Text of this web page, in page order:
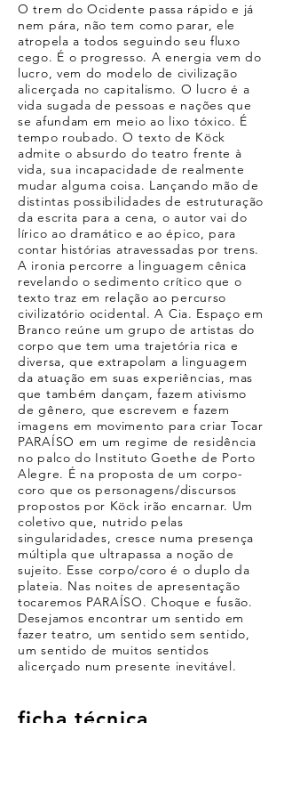
O trem do Ocidente passa rápido e já
nem pára, não tem como parar, ele
atropela a todos seguindo seu fluxo
cego. É o progresso. A energia vem do
lucro, vem do modelo de civilização
alicerçada no capitalismo. O lucro é a
vida sugada de pessoas e nações que
se afundam em meio ao lixo tóxico. É
tempo roubado. O texto de Köck
admite o absurdo do teatro frente à
vida, sua incapacidade de realmente
mudar alguma coisa. Lançando mão de
distintas possibilidades de estruturação
da escrita para a cena, o autor vai do
lírico ao dramático e ao épico, para
contar histórias atravessadas por trens.
A ironia percorre a linguagem cênica
revelando o sedimento crítico que o
texto traz em relação ao percurso
civilizatório ocidental. A Cia. Espaço em
Branco reúne um grupo de artistas do
corpo que tem uma trajetória rica e
diversa, que extrapolam a linguagem
da atuação em suas experiências, mas
que também dançam, fazem ativismo
de gênero, que escrevem e fazem
imagens em movimento para criar Tocar
PARAÍSO em um regime de residência
no palco do Instituto Goethe de Porto
Alegre. É na proposta de um corpo-
coro que os personagens/discursos
propostos por Köck irão encarnar. Um
coletivo que, nutrido pelas
singularidades, cresce numa presença
múltipla que ultrapassa a noção de
sujeito. Esse corpo/coro é o duplo da
plateia. Nas noites de apresentação
tocaremos PARAÍSO. Choque e fusão.
Desejamos encontrar um sentido em
fazer teatro, um sentido sem sentido,
um sentido de muitos sentidos
alicerçado num presente inevitável.
ficha técnica